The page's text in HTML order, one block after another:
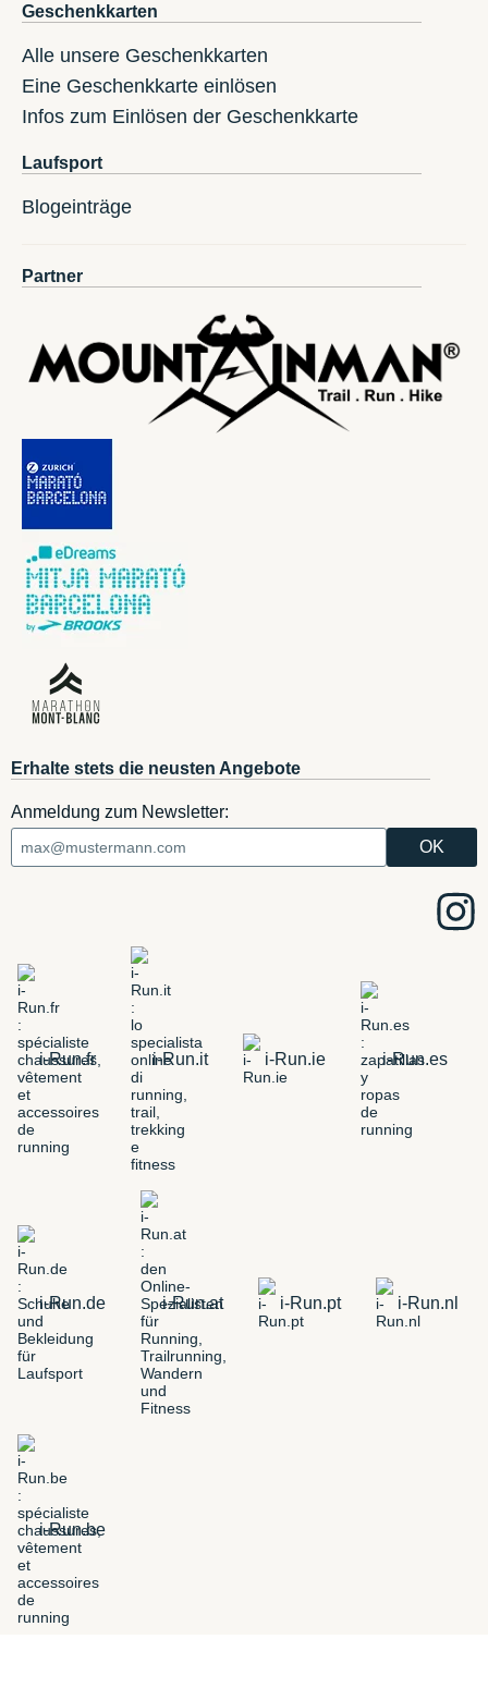
Geschenkkarten
Alle unsere Geschenkkarten
Eine Geschenkkarte einlösen
Infos zum Einlösen der Geschenkkarte
Laufsport
Blogeinträge
Partner
Erhalte stets die neusten Angebote
Anmeldung zum Newsletter:
i-Run.fr i-Run.it i-Run.ie i-Run.es
i-Run.de i-Run.at i-Run.pt i-Run.nl
i-Run.be